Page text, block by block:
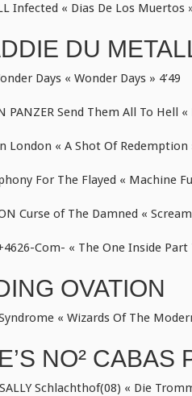
Infected « Dias De Los Muertos
DU
Days « Wonder Days » 4’49
PANZER Send Them All To Hell «
London « A Shot Of Redemption
For The Flayed « Machine
Curse of The Damned «
Com- « The One Inside Part
OVATION
« Wizards Of The
NO² CABAS
Schlachthof(08) « Die